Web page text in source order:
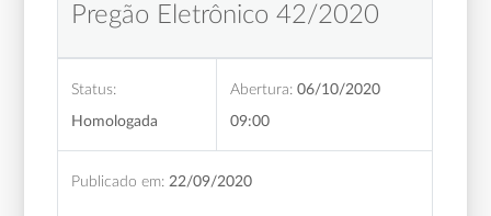
Pregão Eletrônico 42/2020
Status:
Homologada
Abertura: 06/10/2020
09:00
Publicado em: 22/09/2020